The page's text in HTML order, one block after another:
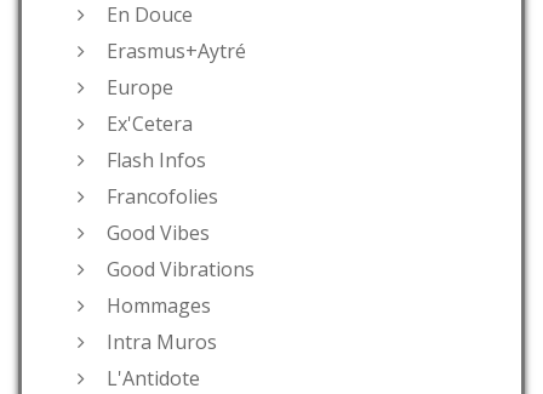
En Douce
Erasmus+Aytré
Europe
Ex'Cetera
Flash Infos
Francofolies
Good Vibes
Good Vibrations
Hommages
Intra Muros
L'Antidote